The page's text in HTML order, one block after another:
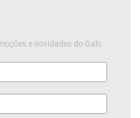
e novidades do Galo